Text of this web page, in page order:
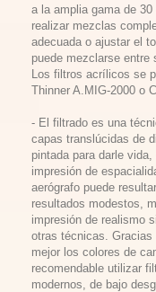
a la amplia gama de
realizar mezclas
adecuada o ajustar el
puede mezclarse
Los filtros acrílicos se
Thinner A.MIG-2000 o
- El filtrado es una
capas translúcidas de
pintada para darle
impresión de
aerógrafo puede
resultados modestos,
impresión de realismo
otras técnicas.
mejor los colores de
recomendable utilizar
modernos, de bajo